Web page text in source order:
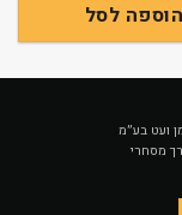
הוספה לסל
ועט בע״מ
מסחרי